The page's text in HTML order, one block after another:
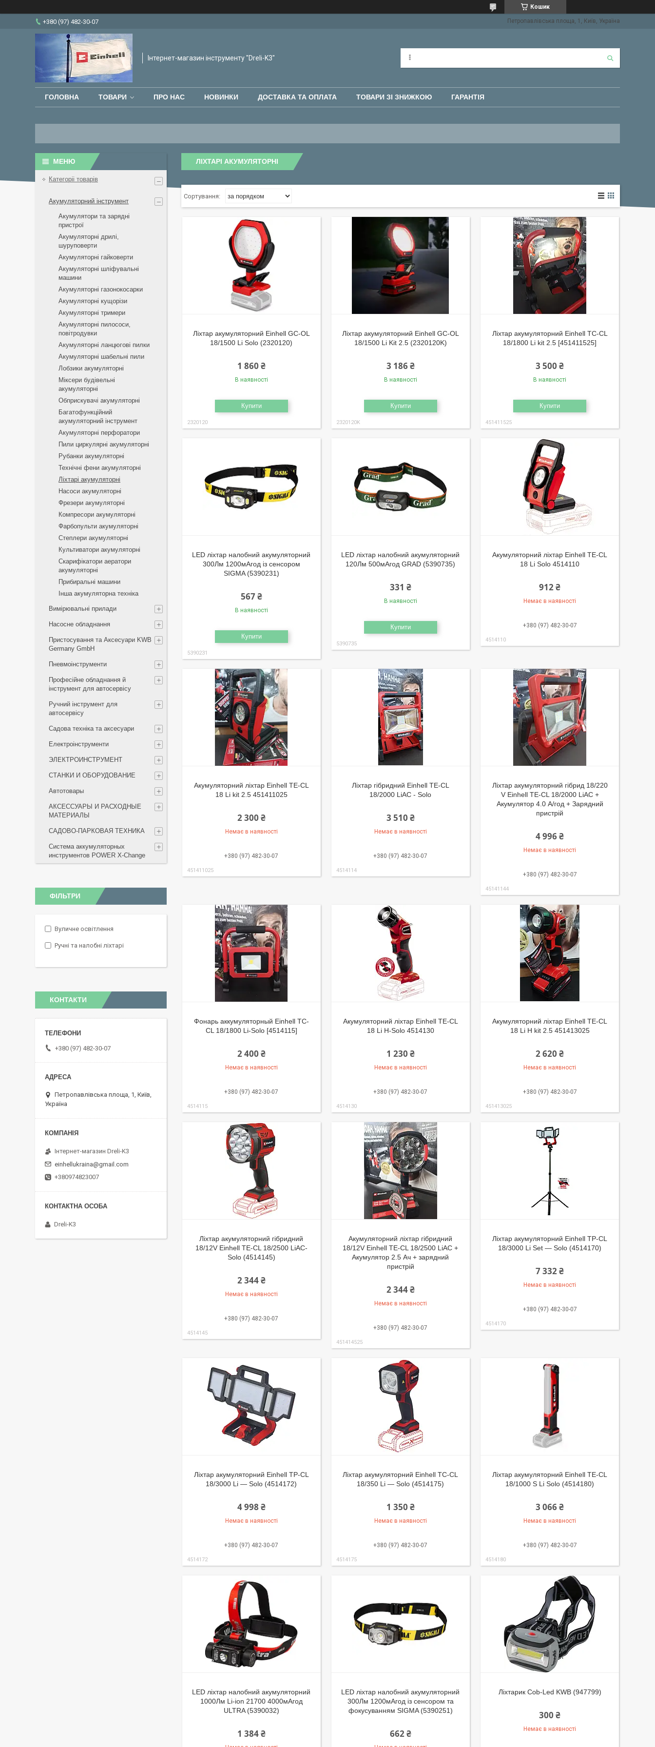
Кошик
+380 (97) 482-30-07 Петропавлівська площа, 1, Київ, Україна
Інтернет-магазин інструменту "Dreli-K3"
ГОЛОВНА ТОВАРИ ПРО НАС НОВИНКИ ДОСТАВКА ТА ОПЛАТА ТОВАРИ ЗІ ЗНИЖКОЮ ГАРАНТІЯ
ЛІХТАРІ АКУМУЛЯТОРНІ
Ліхтар акумуляторний Einhell GC-OL
18/1500 Li Solo (2320120)
1 860 ₴
В наявності
Купити
2320120
Ліхтар акумуляторний Einhell GC-OL
18/1500 Li Kit 2.5 (2320120K)
3 186 ₴
В наявності
Купити
2320120K
Ліхтар акумуляторний Einhell TC-CL
18/1800 Li kit 2.5 [451411525]
3 500 ₴
В наявності
Купити
451411525
LED ліхтар налобний акумуляторний
300Лм 1200мАгод із сенсором
SIGMA (5390231)
567 ₴
В наявності
Купити
5390231
LED ліхтар налобний акумуляторний
120Лм 500мАгод GRAD (5390735)
331 ₴
В наявності
Купити
5390735
Акумуляторний ліхтар Einhell TE-CL
18 Li Solo 4514110
912 ₴
Немає в наявності
+380 (97) 482-30-07
4514110
Акумуляторний ліхтар Einhell TE-CL
18 Li kit 2.5 451411025
2 300 ₴
Немає в наявності
+380 (97) 482-30-07
451411025
Ліхтар гібридний Einhell TE-CL
18/2000 LiAC - Solo
3 510 ₴
Немає в наявності
+380 (97) 482-30-07
4514114
Ліхтар акумуляторний гібрид 18/220
V Einhell TE-CL 18/2000 LiAC +
Акумулятор 4.0 А/год + Зарядний
пристрій
4 996 ₴
Немає в наявності
+380 (97) 482-30-07
45141144
Фонарь аккумуляторный Einhell TC-
CL 18/1800 Li-Solo [4514115]
2 400 ₴
Немає в наявності
+380 (97) 482-30-07
4514115
Акумуляторний ліхтар Einhell TE-CL
18 Li H-Solo 4514130
1 230 ₴
Немає в наявності
+380 (97) 482-30-07
4514130
Акумуляторний ліхтар Einhell TE-CL
18 Li H kit 2.5 451413025
2 620 ₴
Немає в наявності
+380 (97) 482-30-07
451413025
Ліхтар акумуляторний гібридний
18/12V Einhell TE-CL 18/2500 LiAC-
Solo (4514145)
2 344 ₴
Немає в наявності
+380 (97) 482-30-07
4514145
Акумуляторний ліхтар гібридний
18/12V Einhell TE-CL 18/2500 LiAC +
Акумулятор 2.5 Ач + зарядний
пристрій
2 344 ₴
Немає в наявності
+380 (97) 482-30-07
451414525
Ліхтар акумуляторний Einhell TP-CL
18/3000 Li Set — Solo (4514170)
7 332 ₴
Немає в наявності
+380 (97) 482-30-07
4514170
Ліхтар акумуляторний Einhell TP-CL
18/3000 Li — Solo (4514172)
4 998 ₴
Немає в наявності
+380 (97) 482-30-07
4514172
Ліхтар акумуляторний Einhell TC-CL
18/350 Li — Solo (4514175)
1 350 ₴
Немає в наявності
+380 (97) 482-30-07
4514175
Ліхтар акумуляторний Einhell TE-CL
18/1000 S Li Solo (4514180)
3 066 ₴
Немає в наявності
+380 (97) 482-30-07
4514180
LED ліхтар налобний акумуляторний
1000Лм Li-ion 21700 4000мАгод
ULTRA (5390032)
1 384 ₴
LED ліхтар налобний акумуляторний
300Лм 1200мАгод із сенсором та
фокусуванням SIGMA (5390251)
662 ₴
Ліхтарик Cob-Led KWB (947799)
300 ₴
Немає в наявності
Категоріі товарів
Акумуляторний інструмент
Акумулятори та зарядні
пристрої
Акумуляторні дрилі,
шуруповерти
Акумуляторні гайковерти
Акумуляторні шліфувальні
машини
Акумуляторні газонокосарки
Акумуляторні кущорізи
Акумуляторні тримери
Акумуляторні пилососи,
повітродувки
Акумуляторні ланцюгові пилки
Акумуляторні шабельні пили
Лобзики акумуляторні
Міксери будівельні
акумуляторні
Обприскувачі акумуляторні
Багатофункційний
акумуляторний інструмент
Акумуляторні перфоратори
Пили циркулярні акумуляторні
Рубанки акумуляторні
Технічні фени акумуляторні
Ліхтарі акумуляторні
Насоси акумуляторні
Фрезери акумуляторні
Компресори акумуляторні
Фарбопульти акумуляторні
Степлери акумуляторні
Культиватори акумуляторні
Скарифікатори аератори
акумуляторні
Прибиральні машини
Інша акумуляторна техніка
Вимірювальні прилади
Насосне обладнання
Пристосування та Аксесуари KWB
Germany GmbH
Пневмоінструменти
Професійне обладнання й
інструмент для автосервісу
Ручний інструмент для
автосервісу
Садова техніка та аксесуари
Електроінструменти
ЭЛЕКТРОИНСТРУМЕНТ
СТАНКИ И ОБОРУДОВАНИЕ
Автотовары
АКСЕССУАРЫ И РАСХОДНЫЕ
МАТЕРИАЛЫ
САДОВО-ПАРКОВАЯ ТЕХНИКА
Система аккумуляторных
инструментов POWER X-Change
ФІЛЬТРИ
Вуличне освітлення
Ручні та налобні ліхтарі
КОНТАКТИ
+380 (97) 482-30-07
Петропавлівська площа, 1, Київ,
Україна
Інтернет-магазин Dreli-K3
einhellukraina@gmail.com
+380974823007
Dreli-K3